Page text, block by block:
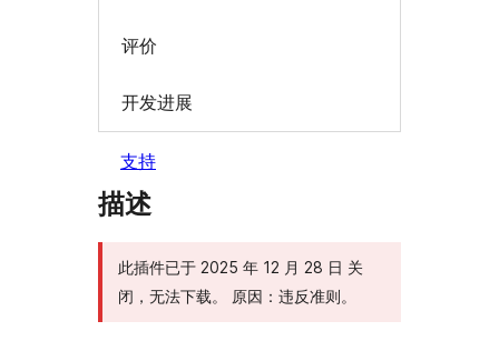
评价
开发进展
支持
描述
此插件已于 2025 年 12 月 28 日 关
闭，无法下载。 原因：违反准则。